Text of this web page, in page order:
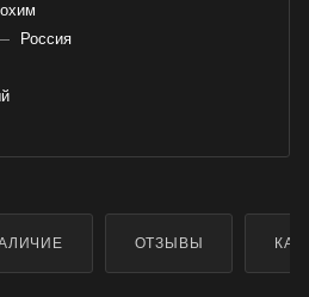
Россия
ОТЗЫВЫ